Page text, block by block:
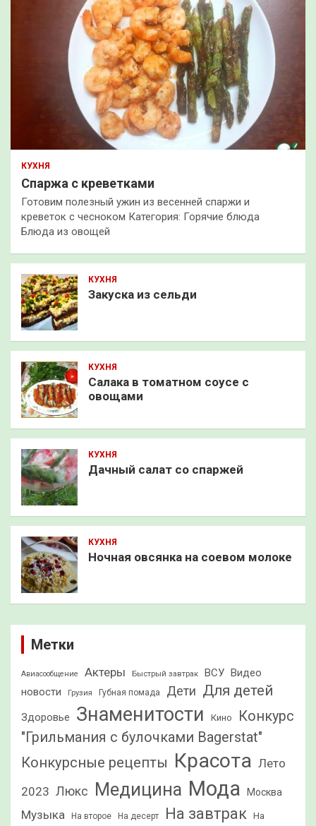
КУХНЯ
Спаржа с креветками
Готовим полезный ужин из весенней спаржи и
креветок с чесноком Категория: Горячие блюда
Блюда из овощей
КУХНЯ
Закуска из сельди
КУХНЯ
Салака в томатном соусе с
овощами
КУХНЯ
Дачный салат со спаржей
КУХНЯ
Ночная овсянка на соевом молоке
Метки
Авиасообщение Актеры Быстрый завтрак ВСУ Видео
новости
Грузия Губная помада Дети Для детей
Здоровье Знаменитости Кино
Конкурс
"Грильмания с булочками Bagerstat"
Конкурсные рецепты Красота Лето
2023 Люкс Медицина Мода Москва
Музыка На второе На десерт На завтрак На